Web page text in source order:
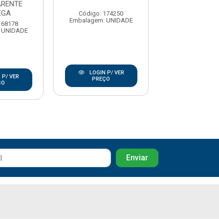
P/ VER
Código: 174250
Embalagem: UNIDADE
LOGIN P/ VER
PREÇO